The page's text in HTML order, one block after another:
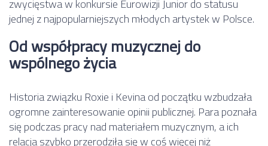
zwycięstwa w konkursie Eurowizji Junior do statusu
jednej z najpopularniejszych młodych artystek w Polsce.
Od współpracy muzycznej do
wspólnego życia
Historia związku Roxie i Kevina od początku wzbudzała
ogromne zainteresowanie opinii publicznej. Para poznała
się podczas pracy nad materiałem muzycznym, a ich
relacja szybko przerodziła się w coś więcej niż